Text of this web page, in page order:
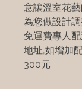
意讓溫室花
為您做設計
免運費專人
地址,如增加
300元